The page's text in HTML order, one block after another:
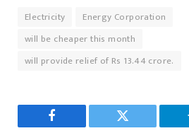
Electricity
Energy Corporation
will be cheaper this month
will provide relief of Rs 13.44 crore.
Facebook Twitter